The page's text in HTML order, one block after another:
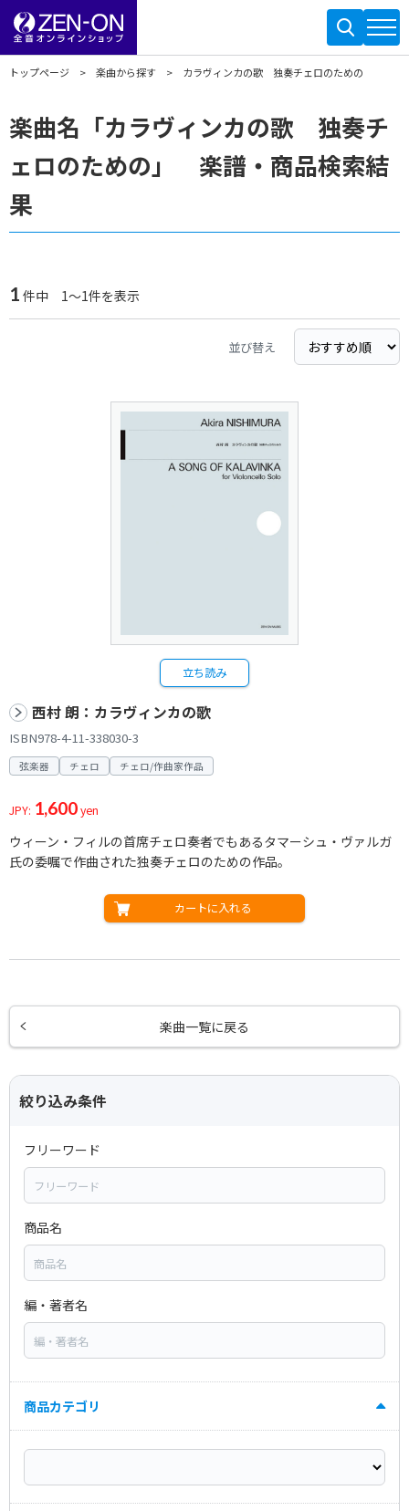
トップページ 楽曲から探す カラヴィンカの歌 独奏チェロのための
楽曲名「カラヴィンカの歌 独奏チ
ェロのための」 楽譜・商品検索結
果
1 件中 1～1件を表示
並び替え
立ち読み
西村 朗：カラヴィンカの歌
ISBN978-4-11-338030-3
弦楽器 チェロ チェロ/作曲家作品
JPY: 1,600yen
ウィーン・フィルの首席チェロ奏者でもあるタマーシュ・ヴァルガ
氏の委嘱で作曲された独奏チェロのための作品。
カートに入れる
楽曲一覧に戻る
絞り込み条件
フリーワード
商品名
編・著者名
商品カテゴリ